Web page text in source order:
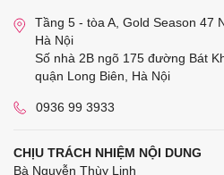
Tầng 5 - tòa A, Gold Season 47
Hà Nội
Số nhà 2B ngõ 175 đường Bát
quận Long Biên, Hà Nội
0936 99 3933
CHỊU TRÁCH NHIỆM NỘI DUNG
Bà Nguyễn Thùy Linh